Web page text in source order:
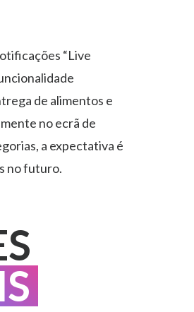
“Live
de alimentos e
no ecrã de
a expectativa é
no futuro.